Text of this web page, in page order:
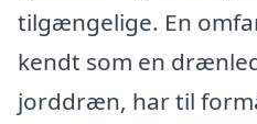
tilgængelige. En
kendt som en
jorddræn, har til